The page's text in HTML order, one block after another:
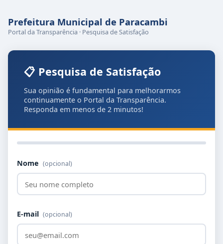
Prefeitura Municipal de Paracambi
Portal da Transparência · Pesquisa de Satisfação
📋 Pesquisa de Satisfação
Sua opinião é fundamental para melhorarmos
continuamente o Portal da Transparência.
Responda em menos de 2 minutos!
Nome (opcional)
E-mail (opcional)